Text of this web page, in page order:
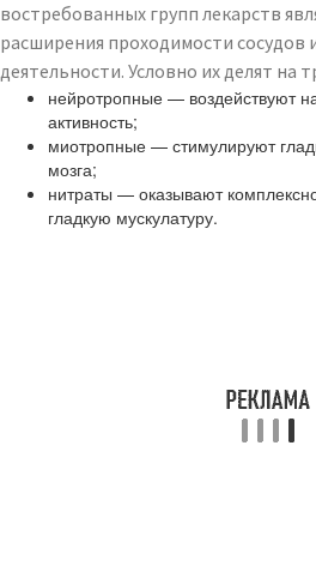
востребованных групп лекарств
расширения проходимости сосудов
деятельности. Условно их делят на
нейротропные — воздействуют
активность;
миотропные — стимулируют
мозга;
нитраты — оказывают
гладкую мускулатуру.